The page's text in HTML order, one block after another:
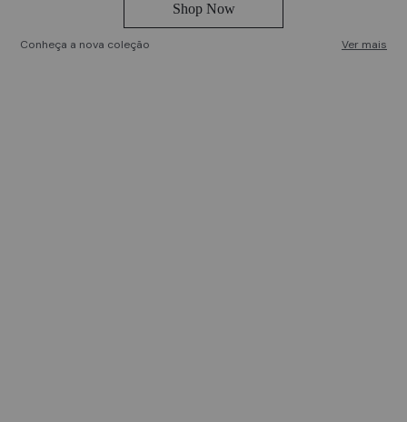
Shop Now
Conheça a nova coleção Ver mais